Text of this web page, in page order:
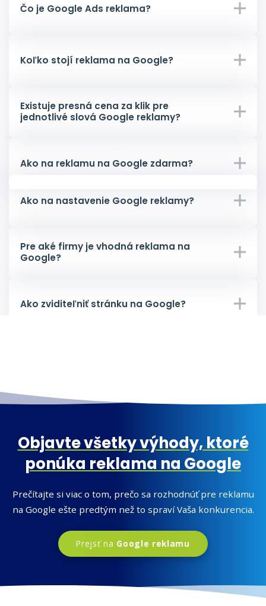
Čo je Google Ads reklama?
Koľko stojí reklama na Google?
Existuje presná cena za klik pre
jednotlivé slová Google reklamy?
Ako na reklamu na Google zdarma?
Ako na nastavenie Google reklamy?
Pre aké firmy je vhodná reklama na
Google?
Ako zviditeľniť stránku na Google?
Objavte všetky výhody, ktoré
ponúka reklama na Google
Prečítajte si viac o tom, prečo sa rozhodnúť pre reklamu
na Google ešte predtým než to spraví Vaša konkurencia.
Prejsť na Google reklamu